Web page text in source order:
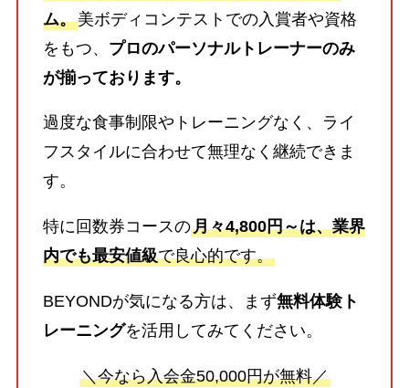
ム。美ボディコンテストでの入賞者や資格
をもつ、 プロのパーソナルトレーナーのみ
が揃っております。
過度な食事制限やトレーニングなく、ライ
フスタイルに合わせて無理なく継続できま
す。
特に回数券コースの月々4,800円～は、業界
内でも最安値級で良心的です。
BEYONDが気になる方は、まず無料体験ト
レーニングを活用してみてください。
＼今なら入会金50,000円が無料／